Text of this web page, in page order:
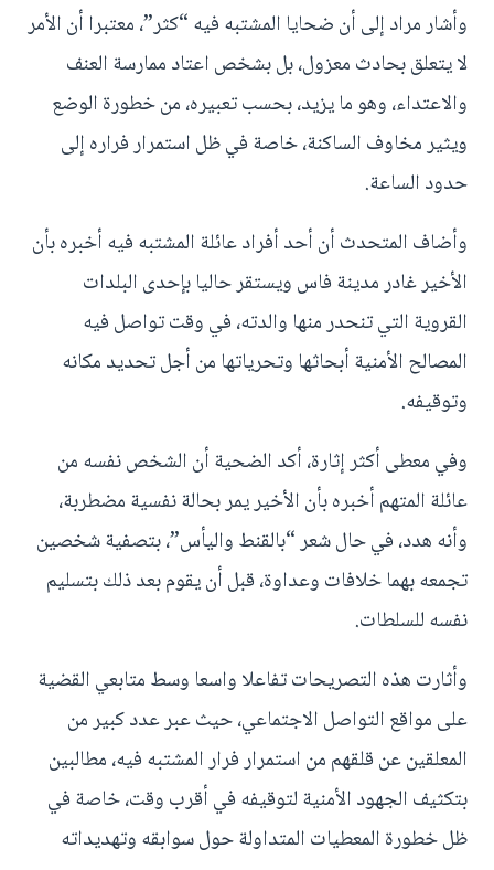
وأشار مراد إلى أن ضحايا المشتبه فيه “كثر”، معتبرا أن الأمر
لا يتعلق بحادث معزول، بل بشخص اعتاد ممارسة العنف
والاعتداء، وهو ما يزيد، بحسب تعبيره، من خطورة الوضع
ويثير مخاوف الساكنة، خاصة في ظل استمرار فراره إلى
حدود الساعة.
وأضاف المتحدث أن أحد أفراد عائلة المشتبه فيه أخبره بأن
الأخير غادر مدينة فاس ويستقر حاليا بإحدى البلدات
القروية التي تنحدر منها والدته، في وقت تواصل فيه
المصالح الأمنية أبحاثها وتحرياتها من أجل تحديد مكانه
وتوقيفه.
وفي معطى أكثر إثارة، أكد الضحية أن الشخص نفسه من
عائلة المتهم أخبره بأن الأخير يمر بحالة نفسية مضطربة،
وأنه هدد، في حال شعر “بالقنط واليأس”، بتصفية شخصين
تجمعه بهما خلافات وعداوة، قبل أن يقوم بعد ذلك بتسليم
نفسه للسلطات.
وأثارت هذه التصريحات تفاعلا واسعا وسط متابعي القضية
على مواقع التواصل الاجتماعي، حيث عبر عدد كبير من
المعلقين عن قلقهم من استمرار فرار المشتبه فيه، مطالبين
بتكثيف الجهود الأمنية لتوقيفه في أقرب وقت، خاصة في
ظل خطورة المعطيات المتداولة حول سوابقه وتهديداته